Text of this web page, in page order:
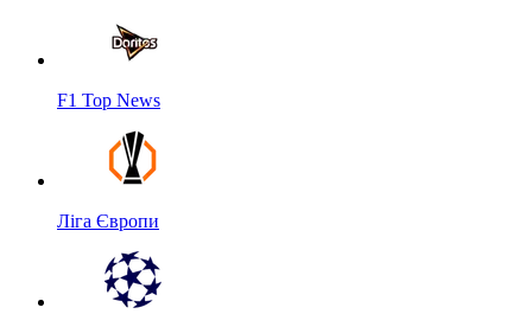
F1 Top News
Ліга Європи